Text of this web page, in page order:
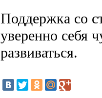
Поддержка со
уверенно себя
развиваться.